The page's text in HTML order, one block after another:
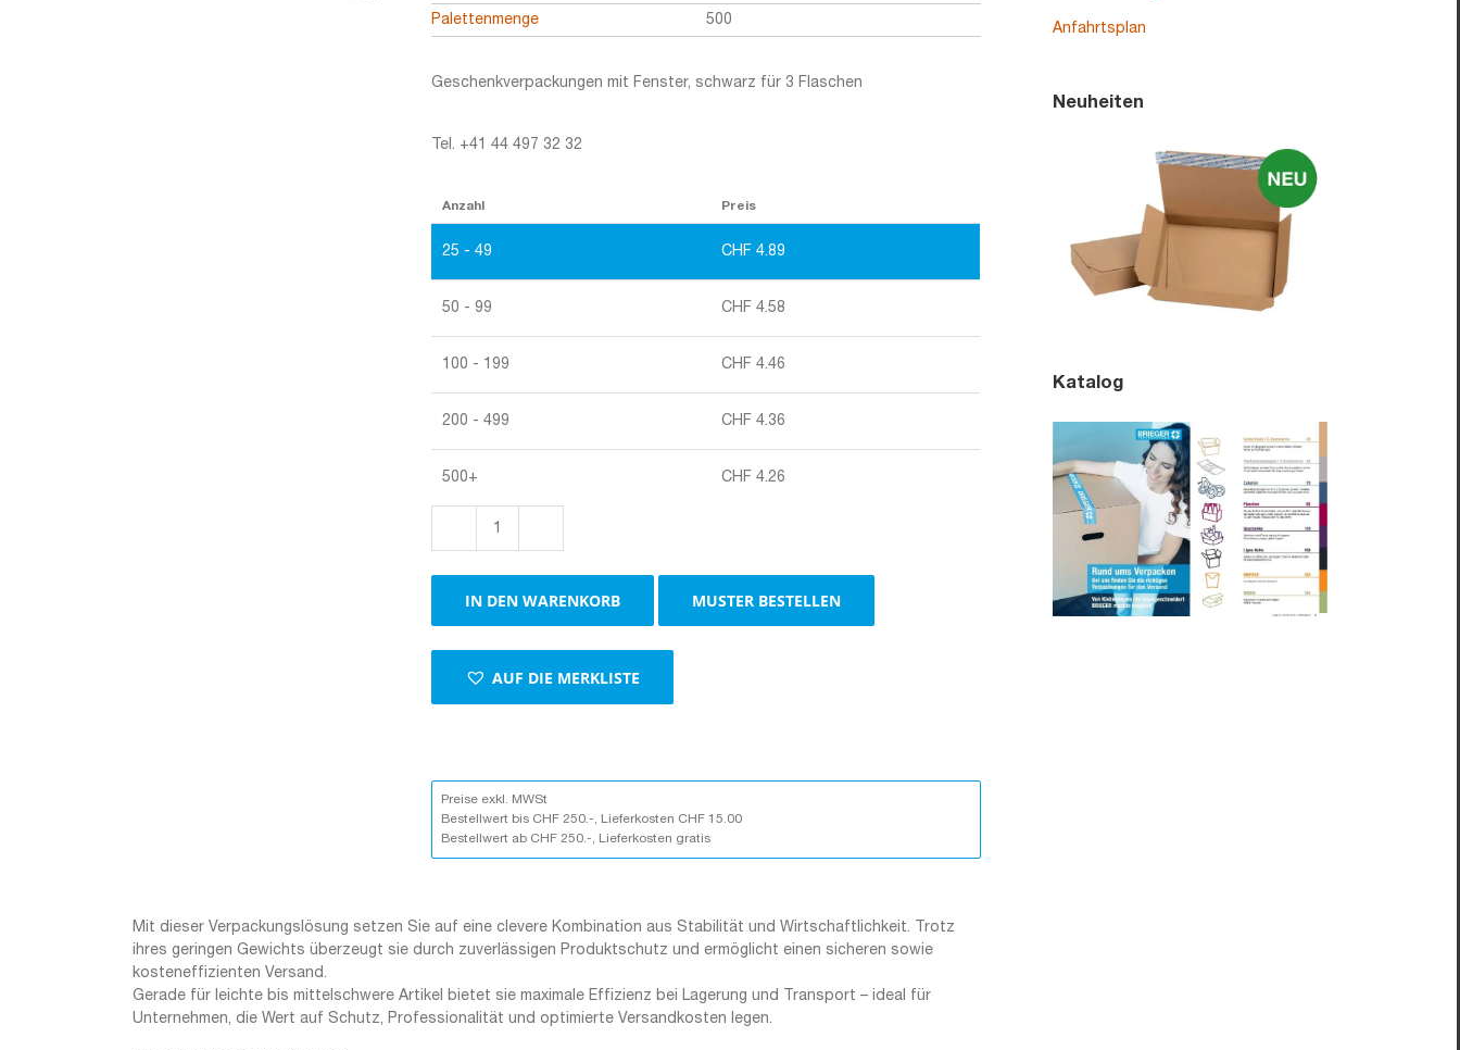
Palettenmenge 500
Geschenkverpackungen mit Fenster, schwarz für 3 Flaschen
Tel. +41 44 497 32 32
Anzahl Preis
25 - 49 CHF 4.89
50 - 99 CHF 4.58
100 - 199 CHF 4.46
200 - 499 CHF 4.36
500+ CHF 4.26
schwarz
für
3
Flaschen
IN DEN WARENKORB MUSTER BESTELLEN
AUF DIE MERKLISTE
Preise exkl. MWSt
Bestellwert bis CHF 250.-, Lieferkosten CHF 15.00
Bestellwert ab CHF 250.-, Lieferkosten gratis
Mit dieser Verpackungslösung setzen Sie auf eine clevere Kombination aus Stabilität und Wirtschaftlichkeit. Trotz
ihres geringen Gewichts überzeugt sie durch zuverlässigen Produktschutz und ermöglicht einen sicheren sowie
kosteneffizienten Versand.
Gerade für leichte bis mittelschwere Artikel bietet sie maximale Effizienz bei Lagerung und Transport – ideal für
Unternehmen, die Wert auf Schutz, Professionalität und optimierte Versandkosten legen.
Anfahrtsplan
Neuheiten
Katalog